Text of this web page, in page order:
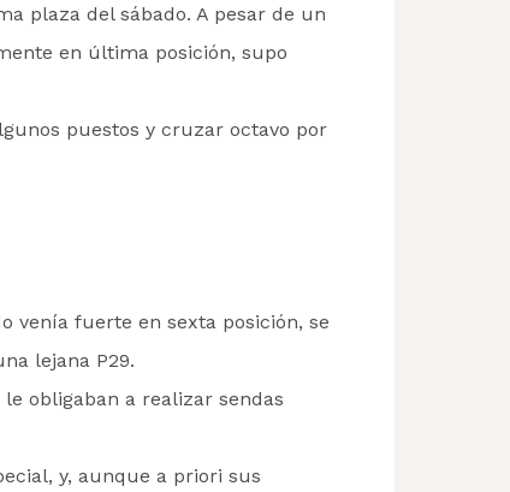
plaza del sábado. A pesar de un
en última posición, supo
puestos y cruzar octavo por
venía fuerte en sexta posición, se
lejana P29.
obligaban a realizar sendas
y, aunque a priori sus